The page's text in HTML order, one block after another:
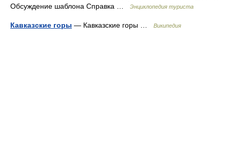
Обсуждение шаблона Справка …
Энциклопедия туриста
Кавказские горы — Кавказские горы … Википедия